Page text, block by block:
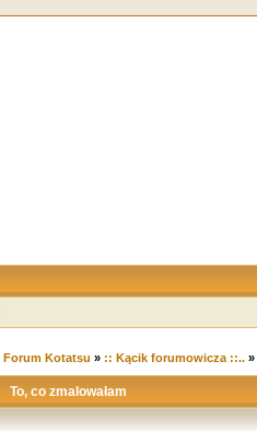
Forum Kotatsu » :: Kącik forumowicza ::..»
To, co zmalowałam